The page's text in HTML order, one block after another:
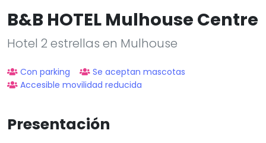
B&B HOTEL Mulhouse Centre
Hotel 2 estrellas en Mulhouse
Con parking
Se aceptan mascotas
Accesible movilidad reducida
Presentación